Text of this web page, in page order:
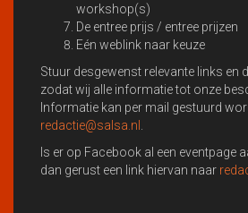
workshop(s)
De entree prijs / entree prijzen
Eén weblink naar keuze
Stuur desgewenst relevante links en
zodat wij alle informatie tot onze
Informatie kan per mail gestuurd
redactie@salsa.nl
Is er op Facebook al een eventpage
dan gerust een link hiervan naar